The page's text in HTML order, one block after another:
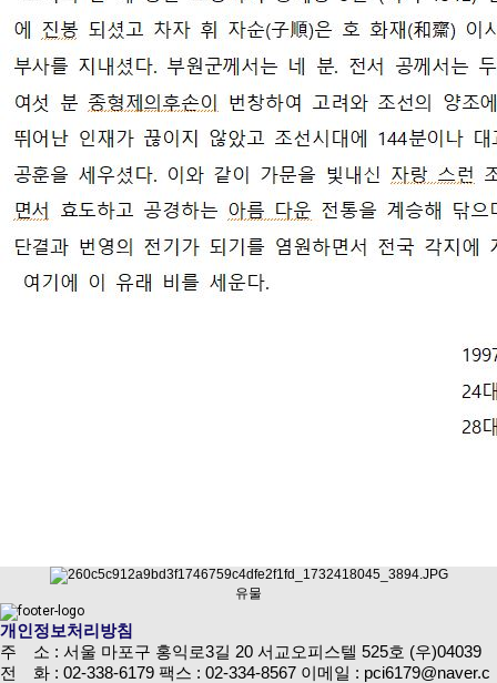
유물
개인정보처리방침
주 소 : 서울 마포구 홍익로3길 20 서교오피스텔 525호 (우)04039
전 화 : 02-338-6179 팩스 : 02-334-8567 이메일 : pci6179@naver.c